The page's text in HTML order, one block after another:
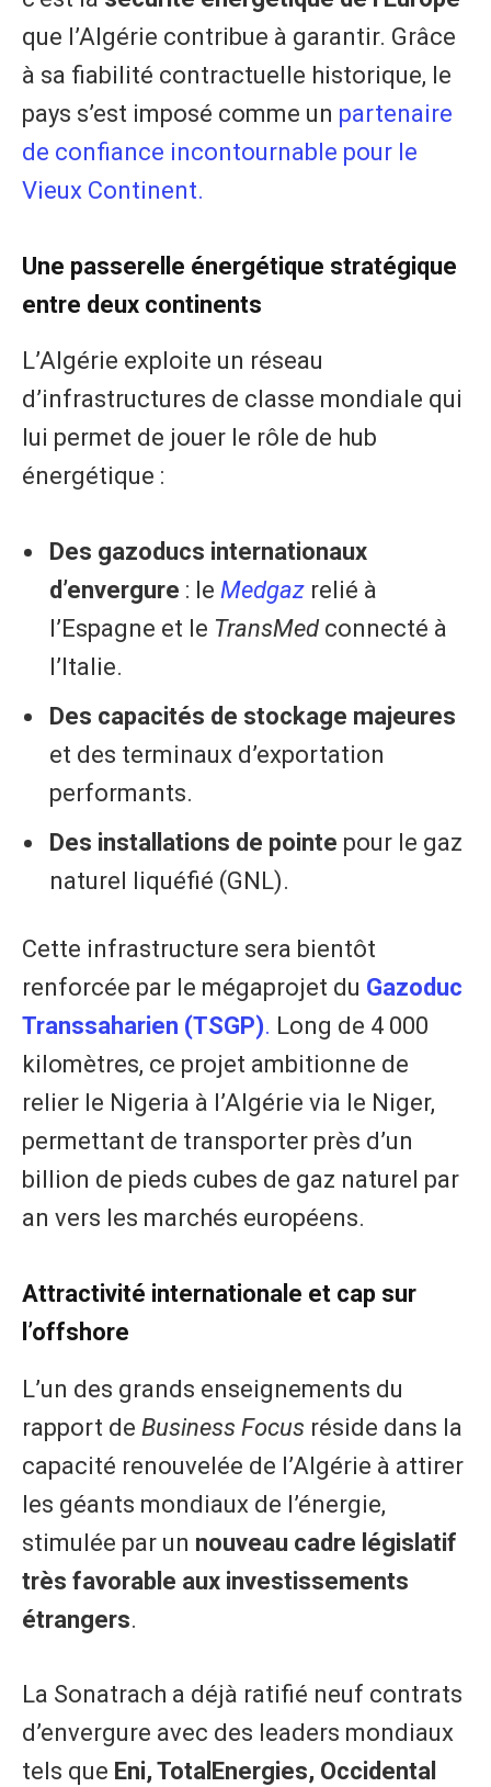
que l’Algérie contribue à garantir. Grâce
à sa fiabilité contractuelle historique, le
pays s’est imposé comme un partenaire
de confiance incontournable pour le
Vieux Continent.
Une passerelle énergétique stratégique
entre deux continents
L’Algérie exploite un réseau
d’infrastructures de classe mondiale qui
lui permet de jouer le rôle de hub
énergétique :
Des gazoducs internationaux
d’envergure : le Medgaz relié à
l’Espagne et le TransMedconnecté à
l’Italie.
Des capacités de stockage majeures
et des terminaux d’exportation
performants.
Des installations de pointe pour le gaz
naturel liquéfié (GNL).
Cette infrastructure sera bientôt
renforcée par le mégaprojet du Gazoduc
Transsaharien (TSGP). Long de 4 000
kilomètres, ce projet ambitionne de
relier le Nigeria à l’Algérie via le Niger,
permettant de transporter près d’un
billion de pieds cubes de gaz naturel par
an vers les marchés européens.
Attractivité internationale et cap sur
l’offshore
L’un des grands enseignements du
rapport de Business Focus réside dans la
capacité renouvelée de l’Algérie à attirer
les géants mondiaux de l’énergie,
stimulée par un nouveau cadre législatif
très favorable aux investissements
étrangers.
La Sonatrach a déjà ratifié neuf contrats
d’envergure avec des leaders mondiaux
tels que Eni, TotalEnergies, Occidental